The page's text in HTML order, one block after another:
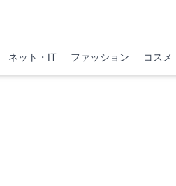
ネット・IT ファッション コスメ